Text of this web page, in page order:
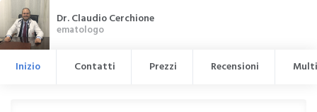
Dr. Claudio Cerchione
ematologo
Inizio Contatti Prezzi Recensioni